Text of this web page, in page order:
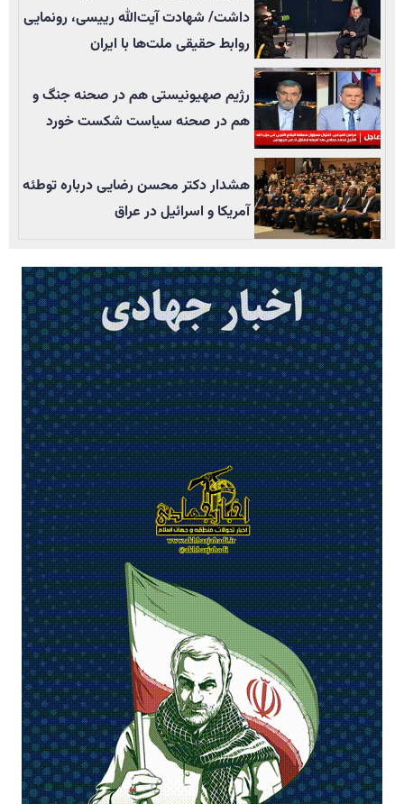
داشت/ شهادت آیت‌الله رییسی، رونمایی
روابط حقیقی ملت‌ها با ایران
رژیم صهیونیستی هم در صحنه جنگ و
هم در صحنه سیاست شکست خورد
هشدار دکتر محسن رضایی درباره توطئه
آمریکا و اسرائیل در عراق